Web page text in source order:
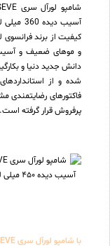
کیفیت از برند
و موهای ضعیف و
دانش جدید دنیا و
شده و از
فاکتورهای رضایتمندی
پرفروش قرار گرفته است.